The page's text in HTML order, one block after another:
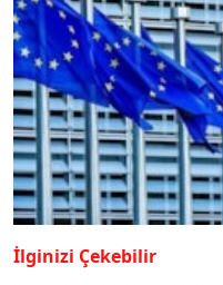
İlginizi Çekebilir